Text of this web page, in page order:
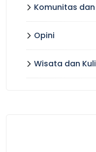
Komunitas
Opini
Wisata dan